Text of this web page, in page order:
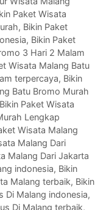
Paket Wisata
, Bikin Paket
, Bikin Paket
3 Hari 2 Malam
Wisata Malang Batu
terpercaya, Bikin
Batu Bromo Murah
Bikin Paket Wisata
Lengkap
Wisata Malang
Malang Dari
Malang Dari Jakarta
indonesia, Bikin
Malang terbaik, Bikin
Di Malang indonesia,
Di Malang terbaik,